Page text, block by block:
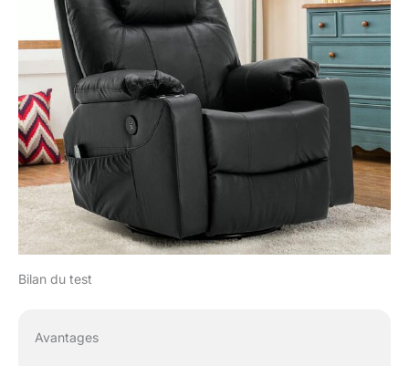
Bilan du test
Avantages